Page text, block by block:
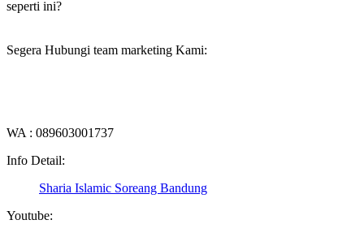
seperti ini?
Segera Hubungi team marketing Kami:
WA : 089603001737
Info Detail:
Sharia Islamic Soreang Bandung
Youtube: